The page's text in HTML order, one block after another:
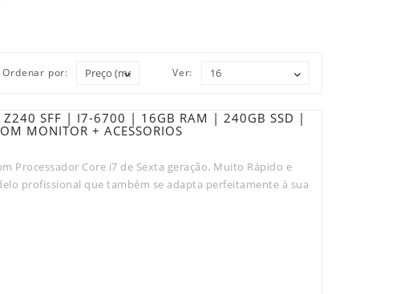
Ordenar por: Ver:
Z240 SFF | I7-6700 | 16GB RAM | 240GB SSD |
MONITOR + ACESSORIOS
Processador Core i7 de Sexta geração. Muito Rápido e
profissional que também se adapta perfeitamente à sua